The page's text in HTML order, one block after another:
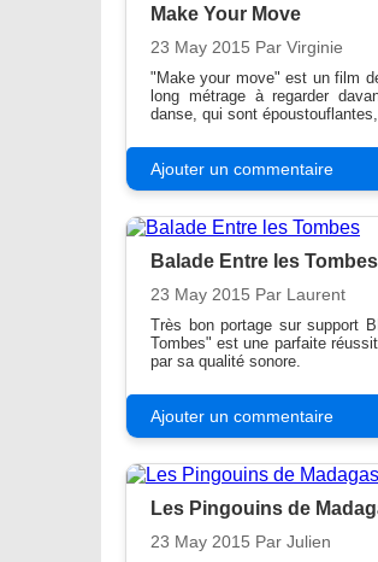
Make Your Move
23 May 2015 Par Virginie
"Make your move" est un film
long métrage à regarder
danse, qui sont
Ajouter un commentaire
Balade Entre les Tombes
23 May 2015 Par Laurent
Très bon portage sur support
Tombes" est une parfaite
par sa qualité sonore.
Ajouter un commentaire
Les Pingouins de
23 May 2015 Par Julien